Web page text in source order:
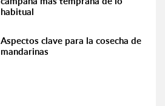
habitual
Aspectos clave para la cosecha de
mandarinas